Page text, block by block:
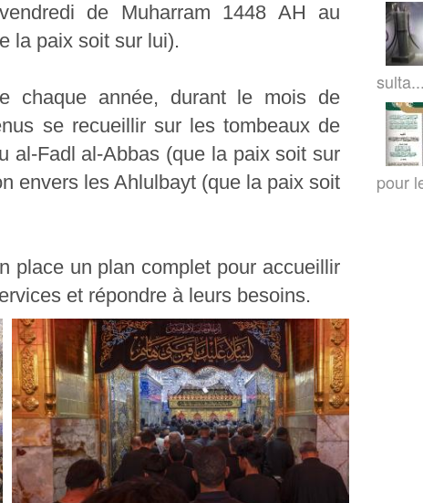
de Muharram 1448 AH au
la paix soit sur lui).
chaque année, durant le mois de
se recueillir sur les tombeaux de
al-Fadl al-Abbas (que la paix soit sur
envers les Ahlulbayt (que la paix soit
place un plan complet pour accueillir
et répondre à leurs besoins.
sulta...
pour